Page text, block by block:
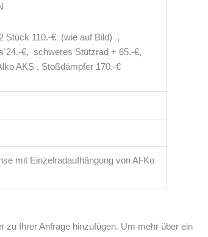
Stück 110.-€ (wie auf Bild) ,
€, schweres Stützrad + 65.-€,
AKS , Stoßdämpfer 170.-€
mit Einzelradaufhängung von Al-Ko
zu Ihrer Anfrage hinzufügen. Um mehr über ein